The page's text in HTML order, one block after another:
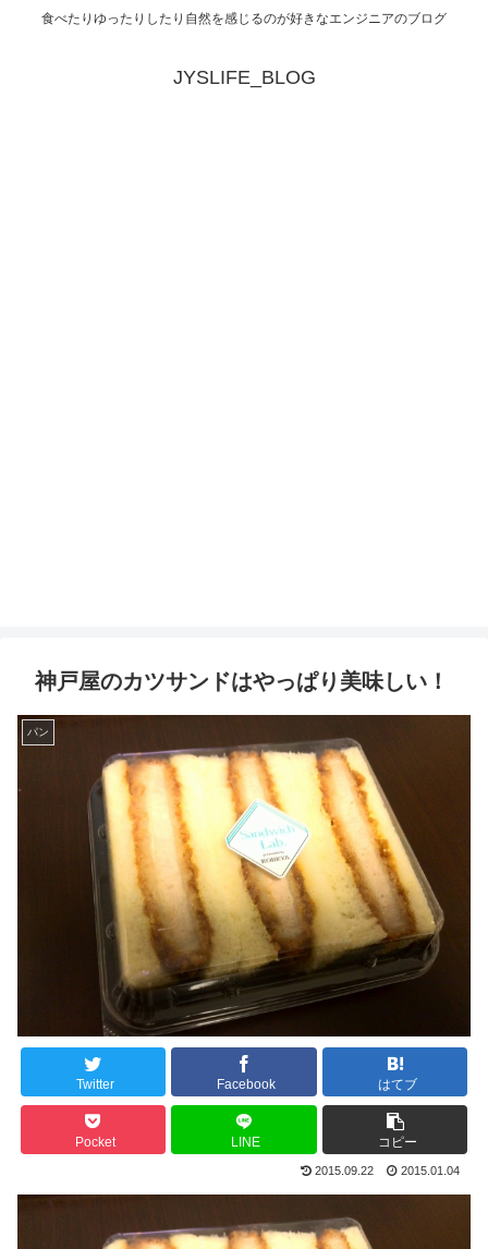
食べたりゆったりしたり自然を感じるのが好きなエンジニアのブログ
JYSLIFE_BLOG
神戸屋のカツサンドはやっぱり美味しい！
パン
Twitter Facebook はてブ
Pocket LINE コピー
2015.09.22 2015.01.04